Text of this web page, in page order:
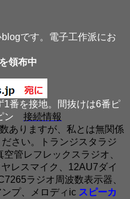
です。電子工作派にお
を領布中
番を接地。間抜けは6番ピ
ン 接続情報
ありますが、私とは無関係
さい。トランジスタラジ
管レフレックスラジオ、
レスマイク、12AU7ダイ
ラジオ周波数表示器、
プ、メロディic スピーカ